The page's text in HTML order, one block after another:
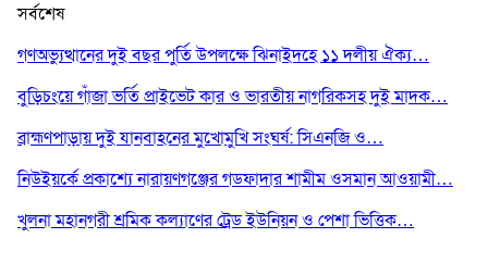
সর্বশেষ
গণঅভ্যুত্থানের দুই বছর পুর্তি উপলক্ষে ঝিনাইদহে ১১ দলীয় ঐক্য…
বুড়িচংয়ে গাঁজা ভর্তি প্রাইভেট কার ও ভারতীয় নাগরিকসহ দুই মাদক…
​ব্রাহ্মণপাড়ায় দুই যানবাহনের মুখোমুখি সংঘর্ষ: সিএনজি ও…
নিউইয়র্কে প্রকাশ্যে নারায়ণগঞ্জের গডফাদার শামীম ওসমান আওয়ামী…
খুলনা মহানগরী শ্রমিক কল্যাণের ট্রেড ইউনিয়ন ও পেশা ভিত্তিক…